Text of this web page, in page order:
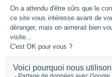
Twitter
Facebook